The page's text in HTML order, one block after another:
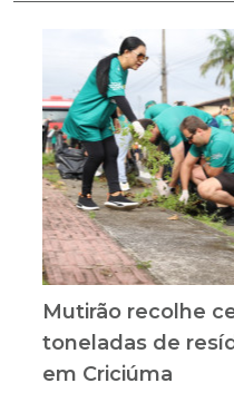
Mutirão recolhe
toneladas de
em Criciúma